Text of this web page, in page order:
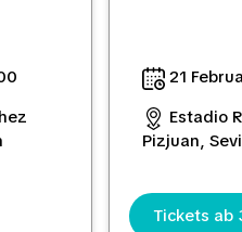
21
Estadio
Pizjuan,
Tickets ab